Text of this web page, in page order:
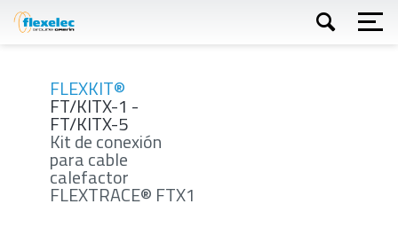
Skip
to
FLEXKIT®
FT/KITX-1 -
FT/KITX-5
Kit de conexión
para cable
calefactor
FLEXTRACE® FTX1